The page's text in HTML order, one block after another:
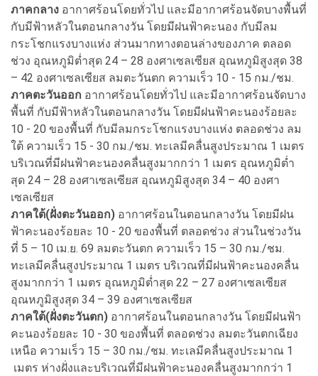
ภาคกลาง อากาศร้อนโดยทั่วไป และมีอากาศร้อนจัดบางพื้นที่
กับมีฟ้าหลัวในตอนกลางวัน โดยมีฝนฟ้าคะนอง กับมีลม
กระโชกแรงบางแห่ง ส่วนมากทางตอนล่างของภาค ตลอด
ช่วง อุณหภูมิต่ำสุด 24 – 28 องศาเซลเซียส อุณหภูมิสูงสุด 38
– 42 องศาเซลเซียส ลมตะวันตก ความเร็ว 10 - 15 กม./ชม.
ภาคตะวันออก อากาศร้อนโดยทั่วไป และมีอากาศร้อนจัดบาง
พื้นที่ กับมีฟ้าหลัวในตอนกลางวัน โดยมีฝนฟ้าคะนองร้อยละ
10 - 20 ของพื้นที่ กับมีลมกระโชกแรงบางแห่ง ตลอดช่วง ลม
ใต้ ความเร็ว 15 - 30 กม./ชม. ทะเลมีคลื่นสูงประมาณ 1 เมตร
บริเวณที่มีฝนฟ้าคะนองคลื่นสูงมากกว่า 1 เมตร อุณหภูมิต่ำ
สุด 24 – 28 องศาเซลเซียส อุณหภูมิสูงสุด 34 – 40 องศา
เซลเซียส
ภาคใต้(ฝั่งตะวันออก) อากาศร้อนในตอนกลางวัน โดยมีฝน
ฟ้าคะนองร้อยละ 10 - 20 ของพื้นที่ ตลอดช่วง ส่วนในช่วงวัน
ที่ 5 – 10 เม.ย. 69 ลมตะวันตก ความเร็ว 15 – 30 กม./ชม.
ทะเลมีคลื่นสูงประมาณ 1 เมตร บริเวณที่มีฝนฟ้าคะนองคลื่น
สูงมากกว่า 1 เมตร อุณหภูมิต่ำสุด 22 – 27 องศาเซลเซียส
อุณหภูมิสูงสุด 34 – 39 องศาเซลเซียส
ภาคใต้(ฝั่งตะวันตก) อากาศร้อนในตอนกลางวัน โดยมีฝนฟ้า
คะนองร้อยละ 10 - 30 ของพื้นที่ ตลอดช่วง ลมตะวันตกเฉียง
เหนือ ความเร็ว 15 – 30 กม./ชม. ทะเลมีคลื่นสูงประมาณ 1
เมตร ห่างฝั่งและบริเวณที่มีฝนฟ้าคะนองคลื่นสูงมากกว่า 1